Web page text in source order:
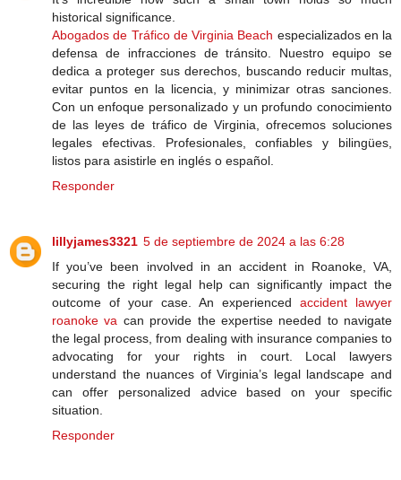
historical significance.
Abogados de Tráfico de Virginia Beach especializados en la
defensa de infracciones de tránsito. Nuestro equipo se
dedica a proteger sus derechos, buscando reducir multas,
evitar puntos en la licencia, y minimizar otras sanciones.
Con un enfoque personalizado y un profundo conocimiento
de las leyes de tráfico de Virginia, ofrecemos soluciones
legales efectivas. Profesionales, confiables y bilingües,
listos para asistirle en inglés o español.
Responder
lillyjames3321 5 de septiembre de 2024 a las 6:28
If you’ve been involved in an accident in Roanoke, VA,
securing the right legal help can significantly impact the
outcome of your case. An experienced accident lawyer
roanoke va can provide the expertise needed to navigate
the legal process, from dealing with insurance companies to
advocating for your rights in court. Local lawyers
understand the nuances of Virginia’s legal landscape and
can offer personalized advice based on your specific
situation.
Responder